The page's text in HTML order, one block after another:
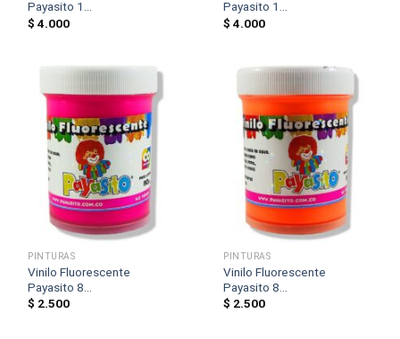
Payasito 1...
$ 4.000
Payasito 1...
$ 4.000
PINTURAS
Vinilo Fluorescente
Payasito 8...
$ 2.500
PINTURAS
Vinilo Fluorescente
Payasito 8...
$ 2.500